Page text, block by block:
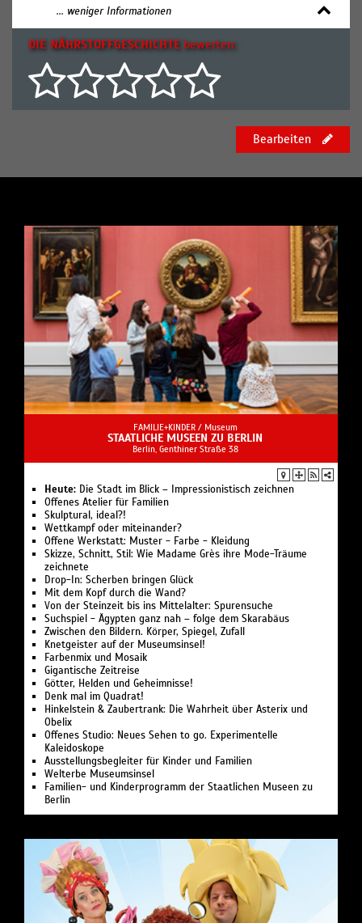
... weniger Informationen
DIE NÄHRSTOFFGESCHICHTE bewerten:
Bearbeiten
FAMILIE+KINDER / Museum
STAATLICHE MUSEEN ZU BERLIN
Berlin, Genthiner Straße 38
Heute: Die Stadt im Blick – Impressionistisch zeichnen
Offenes Atelier für Familien
Skulptural, ideal?!
Wettkampf oder miteinander?
Offene Werkstatt: Muster - Farbe - Kleidung
Skizze, Schnitt, Stil: Wie Madame Grès ihre Mode-Träume
zeichnete
Drop-In: Scherben bringen Glück
Mit dem Kopf durch die Wand?
Von der Steinzeit bis ins Mittelalter: Spurensuche
Suchspiel - Ägypten ganz nah – folge dem Skarabäus
Zwischen den Bildern. Körper, Spiegel, Zufall
Knetgeister auf der Museumsinsel!
Farbenmix und Mosaik
Gigantische Zeitreise
Götter, Helden und Geheimnisse!
Denk mal im Quadrat!
Hinkelstein & Zaubertrank: Die Wahrheit über Asterix und
Obelix
Offenes Studio: Neues Sehen to go. Experimentelle
Kaleidoskope
Ausstellungsbegleiter für Kinder und Familien
Welterbe Museumsinsel
Familien- und Kinderprogramm der Staatlichen Museen zu
Berlin